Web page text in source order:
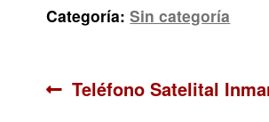
Categoría:Sin categoría
Navegación
Anterior:
Teléfono Satelital